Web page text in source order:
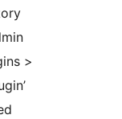
>